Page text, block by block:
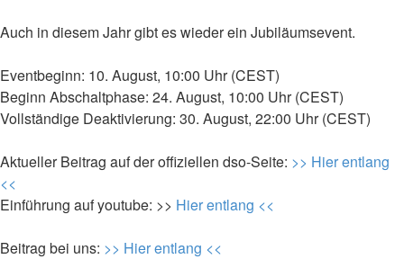
Auch in diesem Jahr gibt es wieder ein Jubiläumsevent.
Eventbeginn: 10. August, 10:00 Uhr (CEST)
Beginn Abschaltphase: 24. August, 10:00 Uhr (CEST)
Vollständige Deaktivierung: 30. August, 22:00 Uhr (CEST)
Aktueller Beitrag auf der offiziellen dso-Seite: >> Hier entlang
<<
Einführung auf youtube: >> Hier entlang <<
Beitrag bei uns: >> Hier entlang <<